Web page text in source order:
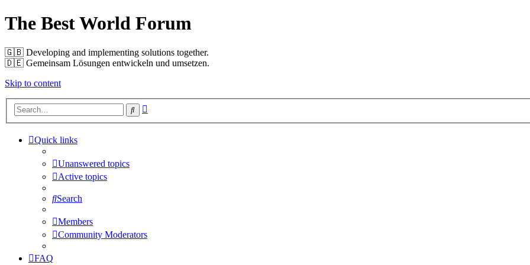
The Best World Forum
🇬🇧️ Developing and implementing solutions together.
🇩🇪️ Gemeinsam Lösungen entwickeln und umsetzen.
Skip to content
Search
Quick links
Unanswered topics
Active topics
Search
Members
Community Moderators
FAQ